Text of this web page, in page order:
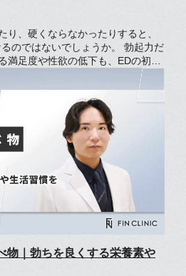
り、硬くならなかったりすると、
はないでしょうか。 勃起力だ
満足度や性欲の低下も、EDの初期
い、もしくは維持できない」とい
記事では、EDの初
法、普段の生活に取り入れられる
物｜勃ちを良くする栄養素や